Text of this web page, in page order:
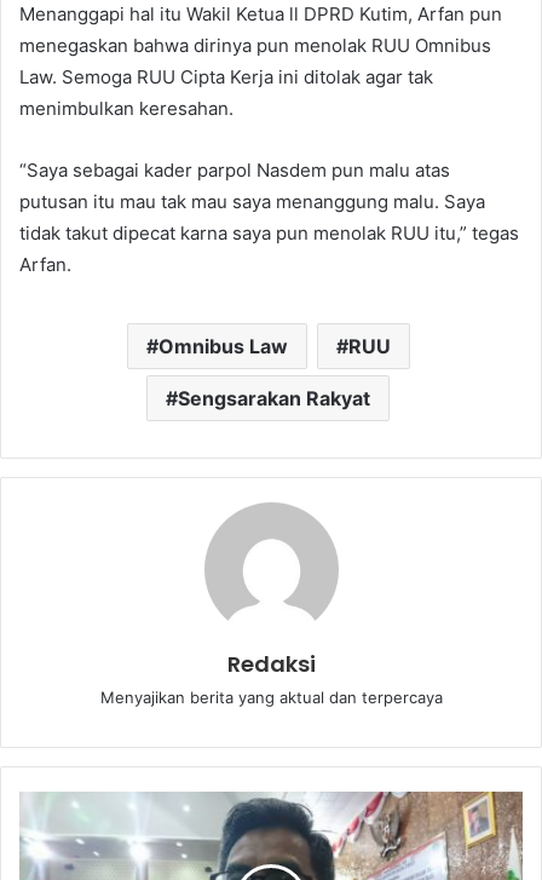
Menanggapi hal itu Wakil Ketua ll DPRD Kutim, Arfan pun
menegaskan bahwa dirinya pun menolak RUU Omnibus
Law. Semoga RUU Cipta Kerja ini ditolak agar tak
menimbulkan keresahan.
“Saya sebagai kader parpol Nasdem pun malu atas
putusan itu mau tak mau saya menanggung malu. Saya
tidak takut dipecat karna saya pun menolak RUU itu,” tegas
Arfan.
Omnibus Law RUU
Sengsarakan Rakyat
Redaksi
Menyajikan berita yang aktual dan terpercaya